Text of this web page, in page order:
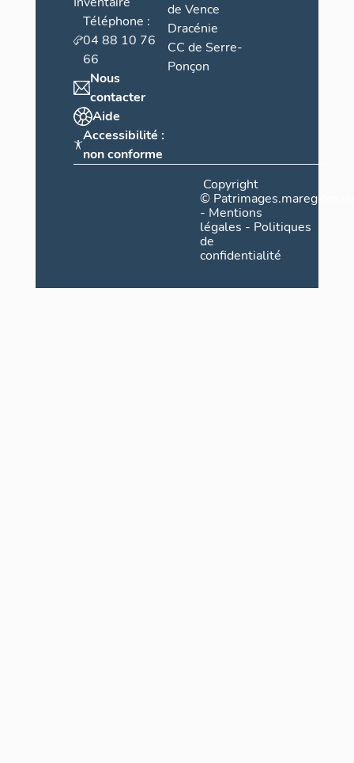
Téléphone :
04 88 10 76
66
Nous
contacter
Aide
Accessibilité :
non conforme
de Vence
Dracénie
CC de Serre-
Ponçon
Copyright
©
- Mentions
légales - Politiques
de
confidentialité